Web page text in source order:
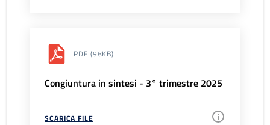
PDF (98KB)
Congiuntura in sintesi - 3° trimestre 2025
SCARICA FILE